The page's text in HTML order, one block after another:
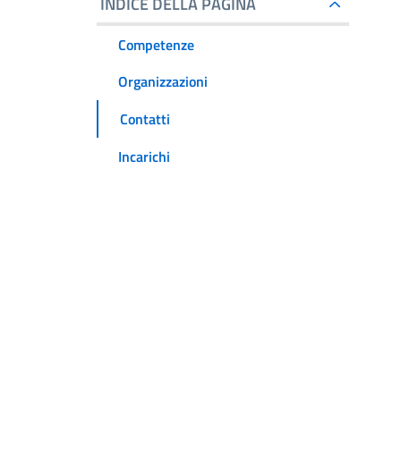
Competenze
Organizzazioni
Contatti
Incarichi